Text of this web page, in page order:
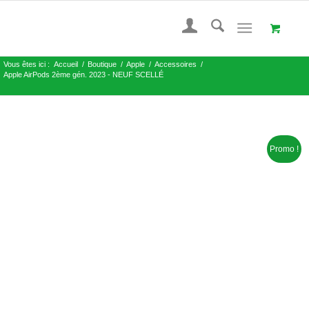
Vous êtes ici : Accueil / Boutique / Apple / Accessoires
/
Apple AirPods 2ème gén. 2023 - NEUF SCELLÉ
Promo !